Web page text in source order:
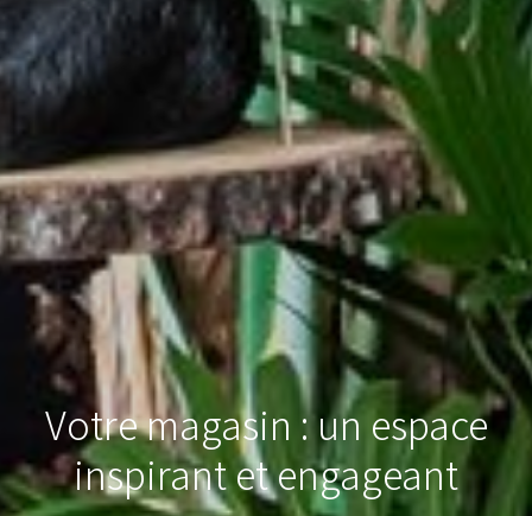
Votre magasin : un espace
inspirant et engageant